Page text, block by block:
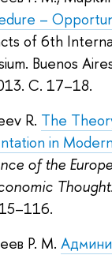
–
of 6th
Buenos
С. 17–18.
R. The
in
of the
Thought.
Р. М.